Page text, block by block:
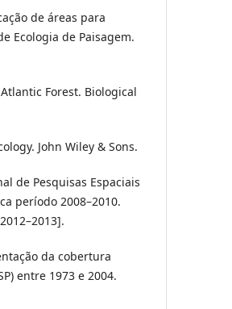
de áreas para
Ecologia de Paisagem.
Forest. Biological
John Wiley & Sons.
de Pesquisas Espaciais
período 2008–2010.
da cobertura
entre 1973 e 2004.